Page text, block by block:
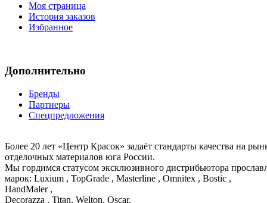
Моя страница
История заказов
Избранное
Дополнительно
Бренды
Партнеры
Спецпредложения
Более 20 лет «Центр Красок» задаёт стандарты качества на
отделочных материалов юга России.
Мы гордимся статусом эксклюзивного дистрибьютора
марок: Luxium , TopGrade , Masterline , Omnitex , Bostic ,
HandMaler ,
Decorazza , Titan, Welton, Oscar.